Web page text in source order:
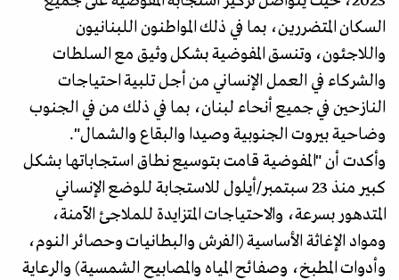
السكان المتضررين، بما في ذلك المواطنون اللبنانيون
واللاجئون، وتنسق المفوضية بشكل وثيق مع السلطات
والشركاء في العمل الإنساني من أجل تلبية احتياجات
النازحين في جميع أنحاء لبنان، بما في ذلك من في الجنوب
وضاحية بيروت الجنوبية وصيدا والبقاع والشمال".
وأكدت أن "المفوضية قامت بتوسيع نطاق استجاباتها بشكل
كبير منذ 23 سبتمبر/أيلول للاستجابة للوضع الإنساني
المتدهور بسرعة، والاحتياجات المتزايدة للملاجئ الآمنة،
ومواد الإغاثة الأساسية (الفرش والبطانيات وحصائر النوم،
وأدوات المطبخ، وصفائح المياه والمصابيح الشمسية) والرعاية